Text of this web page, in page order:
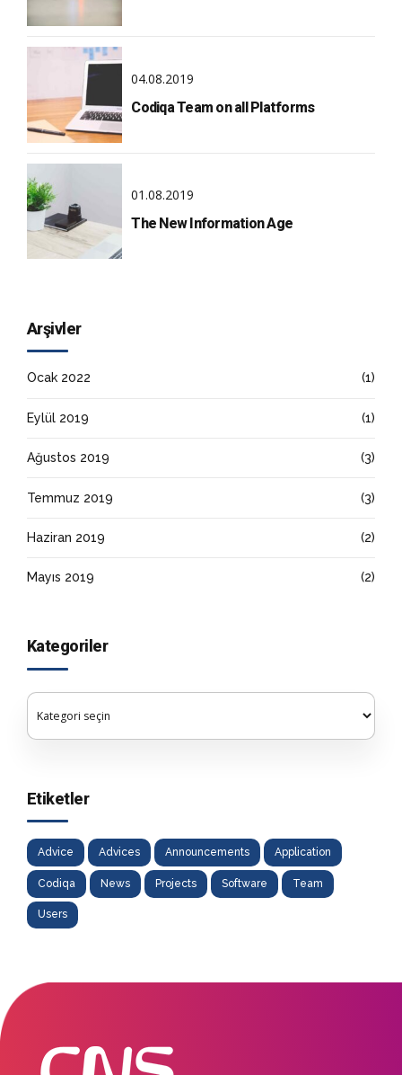
04.08.2019
Codiqa Team on all Platforms
01.08.2019
The New Information Age
Arşivler
Ocak 2022 (1)
Eylül 2019 (1)
Ağustos 2019 (3)
Temmuz 2019 (3)
Haziran 2019 (2)
Mayıs 2019 (2)
Kategoriler
Etiketler
Advice Advices Announcements Application
Codiqa News Projects Software Team
Users